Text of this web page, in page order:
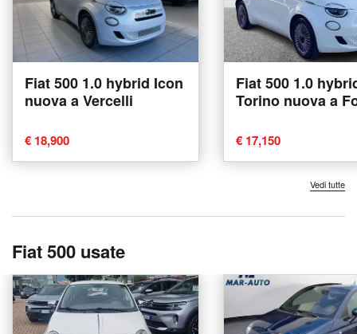
Fiat 500 1.0 hybrid Icon
nuova a Vercelli
€ 18,900
Fiat 500 1.0
Torino nuova a
€ 17,150
Vedi tutte
Fiat 500 usate